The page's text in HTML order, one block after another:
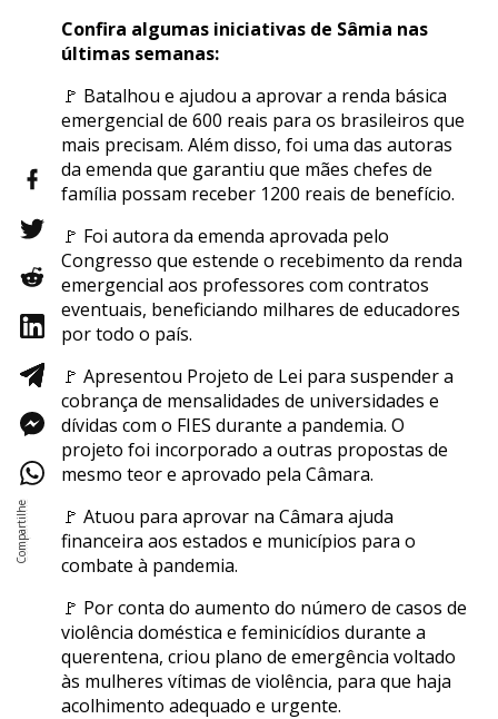
Confira algumas iniciativas de Sâmia nas
últimas semanas:
🚩 Batalhou e ajudou a aprovar a renda básica
emergencial de 600 reais para os brasileiros que
mais precisam. Além disso, foi uma das autoras
da emenda que garantiu que mães chefes de
família possam receber 1200 reais de benefício.
🚩 Foi autora da emenda aprovada pelo
Congresso que estende o recebimento da renda
emergencial aos professores com contratos
eventuais, beneficiando milhares de educadores
por todo o país.
🚩 Apresentou Projeto de Lei para suspender a
cobrança de mensalidades de universidades e
dívidas com o FIES durante a pandemia. O
projeto foi incorporado a outras propostas de
mesmo teor e aprovado pela Câmara.
🚩 Atuou para aprovar na Câmara ajuda
financeira aos estados e municípios para o
combate à pandemia.
🚩 Por conta do aumento do número de casos de
violência doméstica e feminicídios durante a
querentena, criou plano de emergência voltado
às mulheres vítimas de violência, para que haja
acolhimento adequado e urgente.